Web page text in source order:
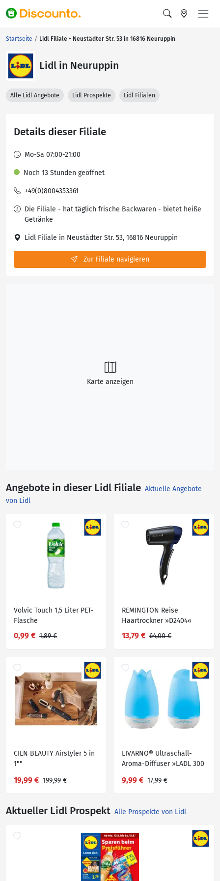
Startseite Lidl Filiale - Neustädter Str. 53 in 16816 Neuruppin
Lidl in Neuruppin
Alle Lidl Angebote Lidl Prospekte Lidl Filialen
Details dieser Filiale
Mo-Sa 07:00-21:00
Noch 13 Stunden geöffnet
+49(0)8004353361
Die Filiale - hat täglich frische Backwaren - bietet heiße
Getränke
Lidl Filiale in Neustädter Str. 53, 16816 Neuruppin
Zur Filiale navigieren
Karte anzeigen
Angebote in dieser Lidl Filiale Aktuelle Angebote
von Lidl
Volvic Touch 1,5 Liter PET-
Flasche
0,99 € 1,89 €
REMINGTON Reise
Haartrockner »D2404«
13,79 € 64,00 €
CIEN BEAUTY Airstyler 5 in
1""
19,99 € 199,99 €
LIVARNO® Ultraschall-
Aroma-Diffuser »LADL 300
9,99 € 17,99 €
Aktueller Lidl Prospekt Alle Prospekte von Lidl